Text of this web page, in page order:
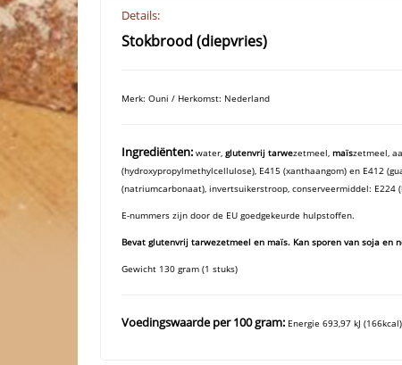
Details:
Stokbrood (diepvries)
Merk: Ouni / Herkomst: Nederland
Ingrediënten: water, glutenvrij tarwezetmeel, maïszetmeel,
(hydroxypropylmethylcellulose), E415 (xanthaangom) en E412
(natriumcarbonaat), invertsuikerstroop, conserveermiddel:
E-nummers zijn door de EU goedgekeurde hulpstoffen.
Bevat glutenvrij tarwezetmeel en maïs. Kan sporen van soja en
Gewicht 130 gram (1 stuks)
Voedingswaarde per 100 gram: Energie 693,97 kJ